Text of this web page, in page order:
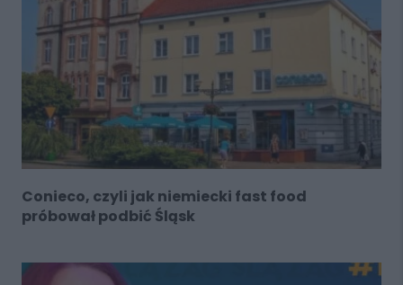
Conieco, czyli jak niemiecki fast food
próbował podbić Śląsk